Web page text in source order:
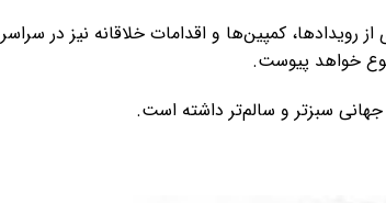
رویدادها، کمپین‌ها و اقدامات خلاقانه نیز در سراسر
خواهد پیوست.
سبزتر و سالم‌تر داشته است.